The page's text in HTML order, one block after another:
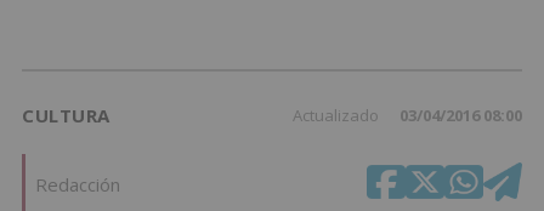
CULTURA Actualizado 03/04/2016 08:00
Redacción